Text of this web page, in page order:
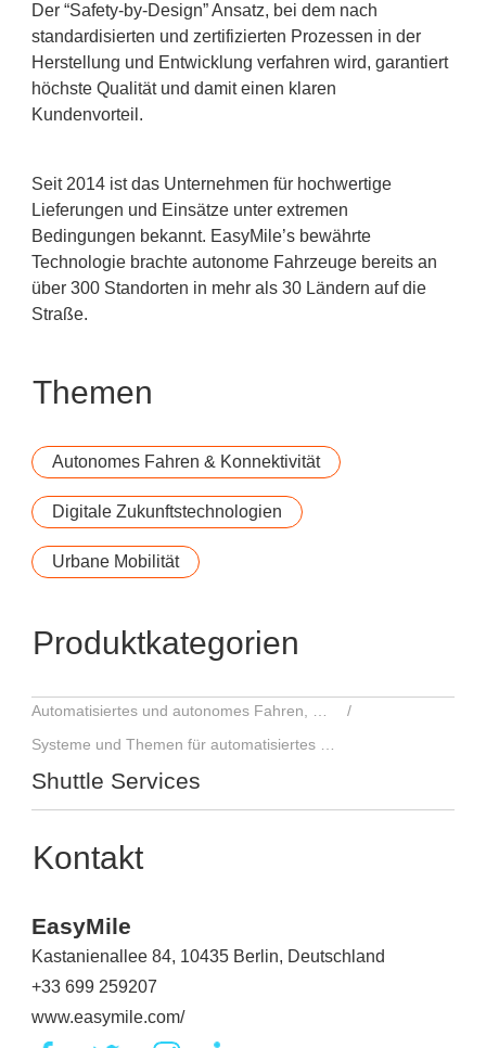
Der “Safety-by-Design” Ansatz, bei dem nach
standardisierten und zertifizierten Prozessen in der
Herstellung und Entwicklung verfahren wird, garantiert
höchste Qualität und damit einen klaren
Kundenvorteil.
Seit 2014 ist das Unternehmen für hochwertige
Lieferungen und Einsätze unter extremen
Bedingungen bekannt. EasyMile’s bewährte
Technologie brachte autonome Fahrzeuge bereits an
über 300 Standorten in mehr als 30 Ländern auf die
Straße.
Themen
Autonomes Fahren & Konnektivität
Digitale Zukunftstechnologien
Urbane Mobilität
Produktkategorien
Shuttle Services
Kontakt
EasyMile
Kastanienallee 84, 10435 Berlin, Deutschland
+33 699 259207
www.easymile.com/